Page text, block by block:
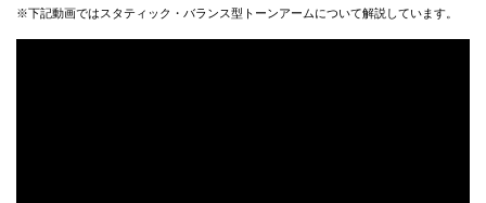
※下記動画ではスタティック・バランス型トーンアームについて解説しています。